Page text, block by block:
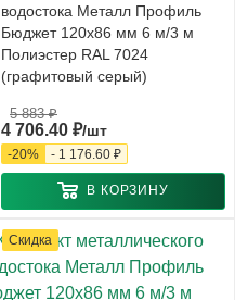
водостока Металл Профиль
Бюджет 120x86 мм 6 м/3 м
Полиэстер RAL 7024
(графитовый серый)
4 706.40 ₽/шт
5 883₽
-20% - 1 176.60 ₽
В КОРЗИНУ
Скидка